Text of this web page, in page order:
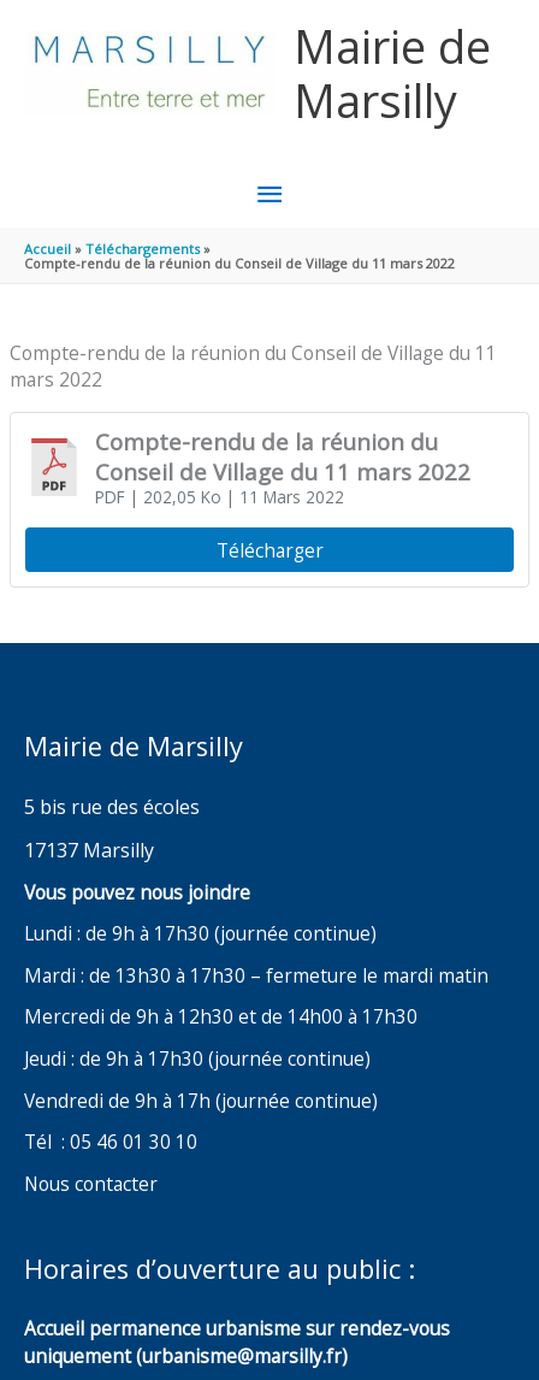
Mairie de
Marsilly
MENU
PRINCIPAL
Accueil
Téléchargements
Compte-rendu de la réunion du Conseil de Village du 11 mars 2022
Compte-rendu de la réunion du Conseil de Village du 11
mars 2022
Compte-rendu de la réunion du
Conseil de Village du 11 mars 2022
PDF| 202,05 Ko | 11 Mars 2022
Télécharger
Mairie de Marsilly
5 bis rue des écoles
17137 Marsilly
Vous pouvez nous joindre
Lundi : de 9h à 17h30 (journée continue)
Mardi : de 13h30 à 17h30 – fermeture le mardi matin
Mercredi de 9h à 12h30 et de 14h00 à 17h30
Jeudi : de 9h à 17h30 (journée continue)
Vendredi de 9h à 17h (journée continue)
Tél : 05 46 01 30 10
Nous contacter
Horaires d’ouverture au public :
Accueil permanence urbanisme sur rendez-vous
uniquement (urbanisme@marsilly.fr)